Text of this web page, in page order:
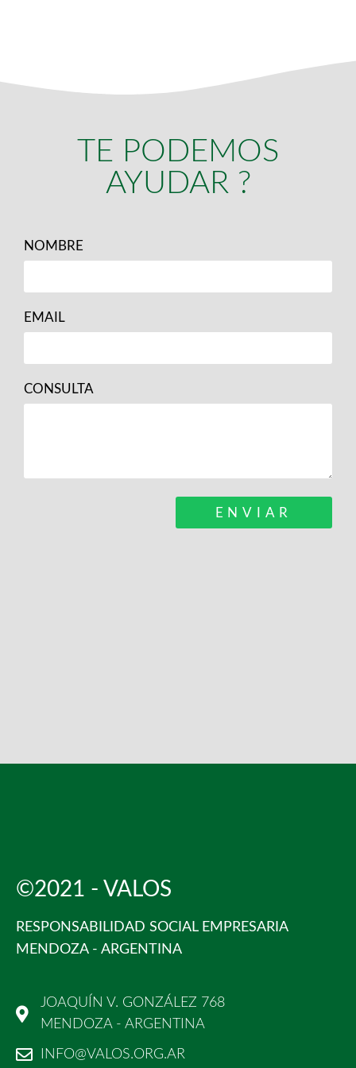
TE PODEMOS
AYUDAR ?
NOMBRE
EMAIL
CONSULTA
ENVIAR
©2021 - VALOS
RESPONSABILIDAD SOCIAL EMPRESARIA
MENDOZA - ARGENTINA
JOAQUÍN V. GONZÁLEZ 768
MENDOZA - ARGENTINA
INFO@VALOS.ORG.AR